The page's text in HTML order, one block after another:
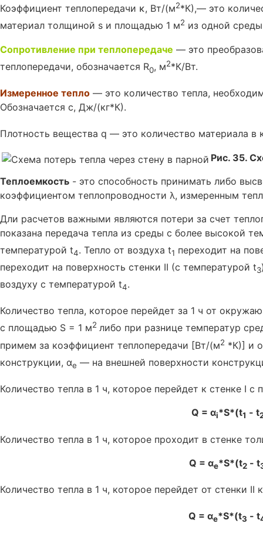
Коэффициент теплопередачи κ, Вт/(м2*К),— это
материал толщиной s и площадью 1 м2 из одной
Сопротивление при теплопередаче — это
теплопередачи, обозначается R0, м2*К/Вт.
Измеренное тепло — это количество тепла,
Обозначается с, Дж/(кг*К).
Плотность вещества q — это количество материала в
Рис. 35.
Теплоемкость - это способность принимать либо
коэффициентом теплопроводности λ, измеренным
Дли расчетов важными являются потери за счет
показана передача тепла из среды с более высокой
температурой t4. Тепло от воздуха t1 переходит на
переходит на поверхность стенки II (с температурой t3
воздуху с температурой t4.
Количество тепла, которое перейдет за 1 ч от
с площадью S = 1 м2 либо при разнице температур
примем за коэффициент теплопередачи [Вт/(м2 *К)] и
конструкции, αe — на внешней поверхности
Количество тепла в 1 ч, которое перейдет к стенке I
Q = αi*S*(t1 - t
Количество тепла в 1 ч, которое проходит в стенке
Q = αe*S*(t2 - t
Количество тепла в 1 ч, которое перейдет от стенки II
Q = αe*S*(t3 - t